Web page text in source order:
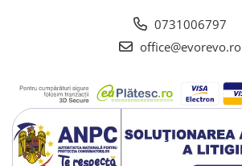
Glucometre
Ingrijire personala
Perne si paturi electrice
Perne ortopedice
0731006797
office@evorevo.ro